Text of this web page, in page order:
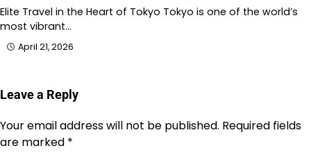
Elite Travel in the Heart of Tokyo Tokyo is one of the world’s
most vibrant…
April 21, 2026
Leave a Reply
Your email address will not be published. Required fields
are marked *